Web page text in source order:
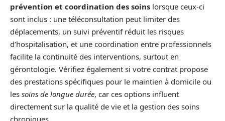
prévention et coordination des soins lorsque ceux-ci
sont inclus : une téléconsultation peut limiter des
déplacements, un suivi préventif réduit les risques
d’hospitalisation, et une coordination entre professionnels
facilite la continuité des interventions, surtout en
gérontologie. Vérifiez également si votre contrat propose
des prestations spécifiques pour le maintien à domicile ou
les soins de longue durée, car ces options influent
directement sur la qualité de vie et la gestion des soins